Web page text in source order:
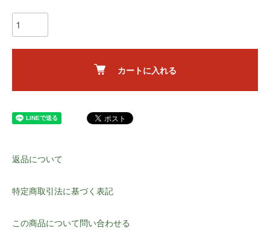
カートに入れる
返品について
特定商取引法に基づく表記
この商品について問い合わせる